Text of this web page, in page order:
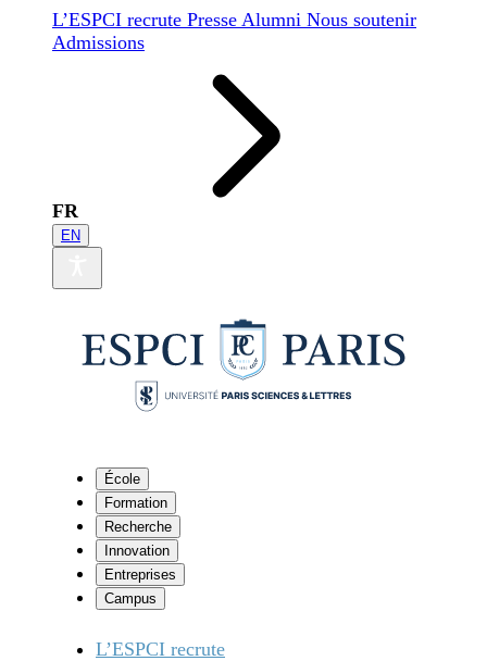
L’ESPCI recrute Presse Alumni Nous soutenir
Admissions
FR
EN
École
Formation
Recherche
Innovation
Entreprises
Campus
L’ESPCI recrute